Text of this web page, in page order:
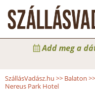
Add meg a
SzállásVadász.hu >> Balaton >>
Nereus Park Hotel